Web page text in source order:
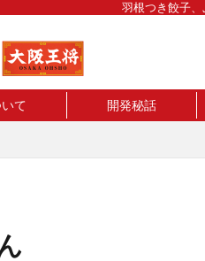
羽根つき餃子
て 開発秘話